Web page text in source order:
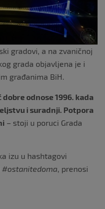
gradovi, a na zvaničnoj
grada objavljena je i
građanima BiH.
odnose 1996. kada
i suradnji. Potpora
– stoji u poruci Grada
izu u hashtagovi
#ostanitedoma, prenosi